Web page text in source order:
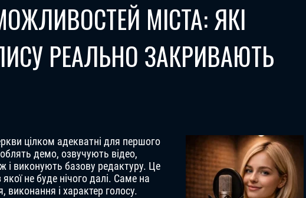
МІСТА: ЯКІ
РЕАЛЬНО ЗАКРИВАЮТЬ
цілком адекватні для першого
демо, озвучують відео,
і виконують базову редактуру. Це
не буде нічого далі. Саме на
виконання і характер голосу.